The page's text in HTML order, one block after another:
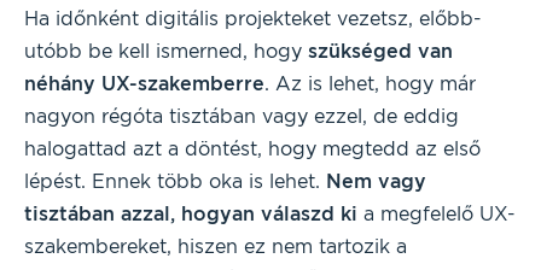
Ha időnként digitális projekteket vezetsz, előbb-
utóbb be kell ismerned, hogy szükséged van
néhány UX-szakemberre. Az is lehet, hogy már
nagyon régóta tisztában vagy ezzel, de eddig
halogattad azt a döntést, hogy megtedd az első
lépést. Ennek több oka is lehet. Nem vagy
tisztában azzal, hogyan válaszd ki a megfelelő UX-
szakembereket, hiszen ez nem tartozik a